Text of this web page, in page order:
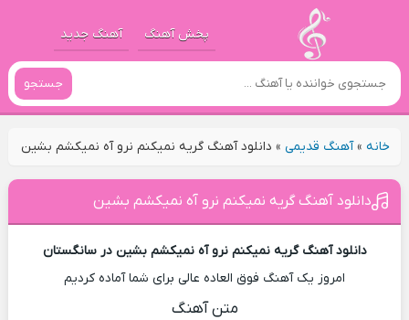
پخش آهنگ آهنگ جدید
جستجو
خانه»آهنگ قدیمی» دانلود آهنگ گریه نمیکنم نرو آه نمیکشم بشین
دانلود آهنگ گریه نمیکنم نرو آه نمیکشم بشین
دانلود آهنگ گریه نمیکنم نرو آه نمیکشم بشین در سانگستان
امروز یک آهنگ فوق العاده عالی برای شما آماده کردیم
متن آهنگ